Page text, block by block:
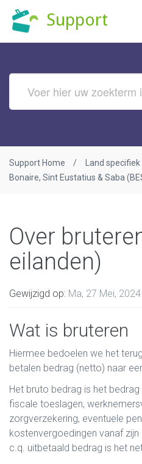
Support
Support Home
Land specifiek
Bonaire, Sint Eustatius & Saba
Over
eilanden)
Gewijzigd op: Ma, 27 Mei,
Wat is bruteren
Hiermee bedoelen we het
betalen bedrag (netto) naar
Het bruto bedrag is het
fiscale toeslagen,
zorgverzekering, eventuele
kostenvergoedingen vanaf
c.q. uitbetaald bedrag is het